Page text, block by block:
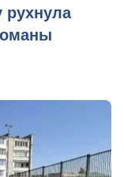
рухнула